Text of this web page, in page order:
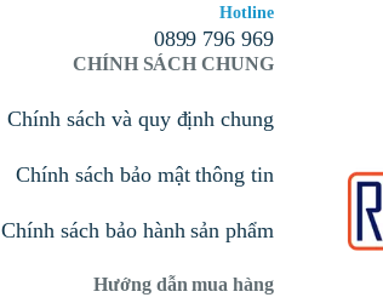
Hotline
0899 796 969
CHÍNH SÁCH CHUNG
Chính sách và quy định chung
Chính sách bảo mật thông tin
Chính sách bảo hành sản phẩm
Hướng dẫn mua hàng